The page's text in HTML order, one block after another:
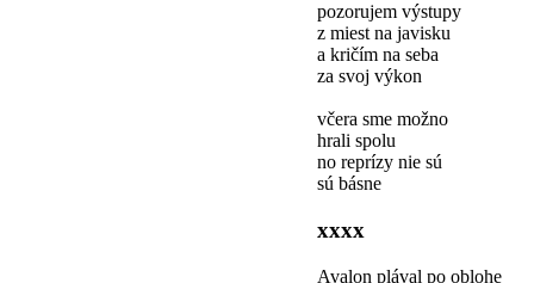
pozorujem výstupy
z miest na javisku
a kričím na seba
za svoj výkon
včera sme možno
hrali spolu
no reprízy nie sú
sú básne
xxxx
Avalon plával po oblohe